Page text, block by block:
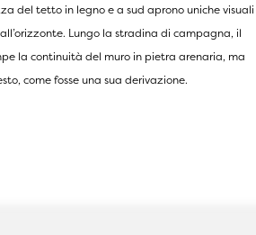
del tetto in legno e a sud aprono uniche visuali
Lungo la stradina di campagna, il
la continuità del muro in pietra arenaria, ma
come fosse una sua derivazione.